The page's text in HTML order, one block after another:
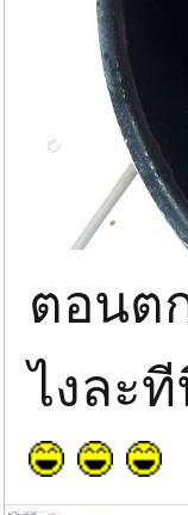
ตอนต
ไงละ